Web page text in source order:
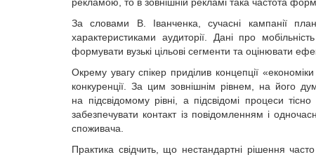
рекламою, то в зовнішній рекламі така частота
За словами В. Іванченка, сучасні кампанії
характеристиками аудиторії. Дані про
формувати вузькі цільові сегменти та оцінювати
Окрему увагу спікер приділив концепції
конкуренції. За цим зовнішнім рівнем, на його
на підсвідомому рівні, а підсвідомі процеси
забезпечувати контакт із повідом­ленням і
споживача.
Практика свідчить, що нестандартні рішення